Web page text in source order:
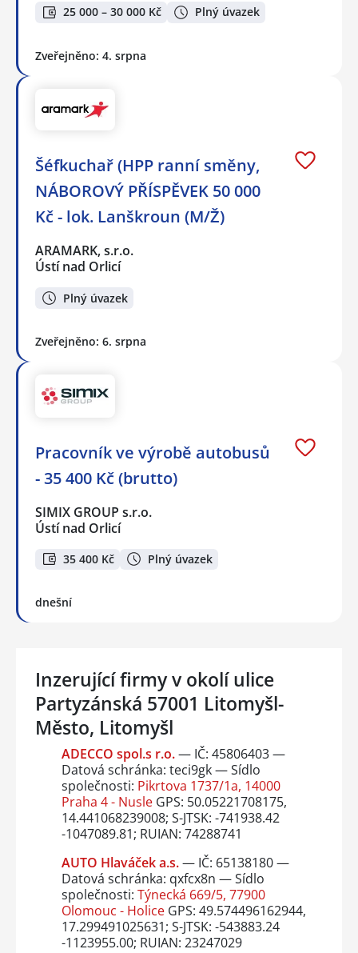
25 000 – 30 000 Kč Plný úvazek
Zveřejněno: 4. srpna
Šéfkuchař (HPP ranní směny,
NÁBOROVÝ PŘÍSPĚVEK 50 000
Kč - lok. Lanškroun (M/Ž)
ARAMARK, s.r.o.
Ústí nad Orlicí
Plný úvazek
Zveřejněno: 6. srpna
Pracovník ve výrobě autobusů
- 35 400 Kč (brutto)
SIMIX GROUP s.r.o.
Ústí nad Orlicí
35 400 Kč Plný úvazek
dnešní
Inzerující firmy v okolí ulice
Partyzánská 57001 Litomyšl-
Město, Litomyšl
ADECCO spol.s r.o.— IČ: 45806403 —
Datová schránka: teci9gk — Sídlo
společnosti: Pikrtova 1737/1a, 14000
Praha 4 - NusleGPS: 50.05221708175,
14.441068239008; S-JTSK: -741938.42
-1047089.81; RUIAN: 74288741
AUTO Hlaváček a.s.— IČ: 65138180 —
Datová schránka: qxfcx8n — Sídlo
společnosti: Týnecká 669/5, 77900
Olomouc - HoliceGPS: 49.574496162944,
17.299491025631; S-JTSK: -543883.24
-1123955.00; RUIAN: 23247029